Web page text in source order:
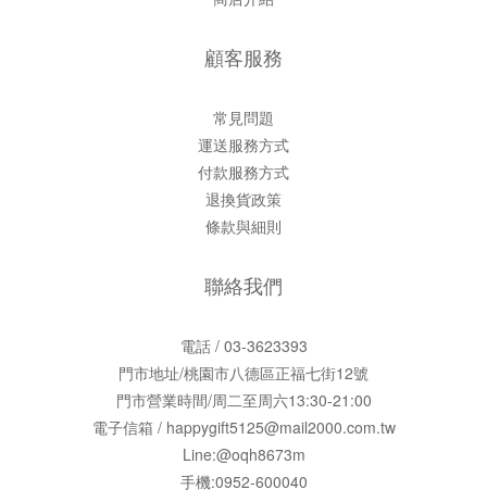
顧客服務
常見問題
運送服務方式
付款服務方式
退換貨政策
條款與細則
聯絡我們
電話 / 03-3623393
門市地址/桃園市八德區正福七街12號
門市營業時間/周二至周六13:30-21:00
電子信箱 / happygift5125@mail2000.com.tw
Line:@oqh8673m
手機:0952-600040